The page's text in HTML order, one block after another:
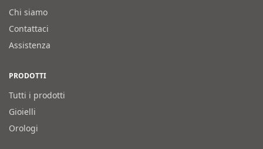
Chi siamo
Contattaci
Assistenza
PRODOTTI
Tutti i prodotti
Gioielli
Orologi